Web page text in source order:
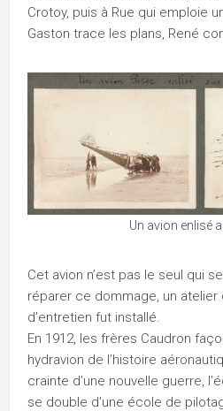
Crotoy, puis à Rue qui emploie
Gaston trace les plans, René
Un avion enlisé
Cet avion n’est pas le seul qui
réparer ce dommage, un
d’entretien fut installé.
En 1912, les frères Caudron
hydravion de l’histoire
crainte d’une nouvelle guerre,
se double d’une école de